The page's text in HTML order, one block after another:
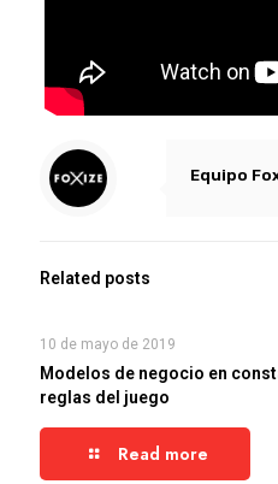
Equipo
Related posts
10 de mayo de 2019
Modelos de negocio en
reglas del juego
Read more